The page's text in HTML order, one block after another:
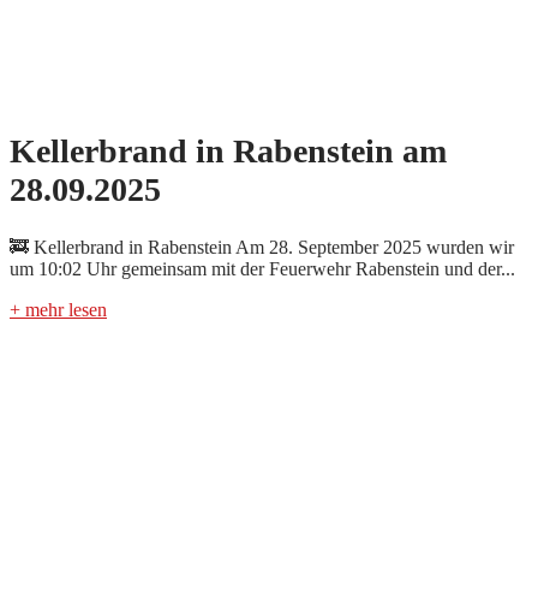
Kellerbrand in Rabenstein am
28.09.2025
🚒 Kellerbrand in Rabenstein Am 28. September 2025 wurden wir
um 10:02 Uhr gemeinsam mit der Feuerwehr Rabenstein und der...
+ mehr lesen